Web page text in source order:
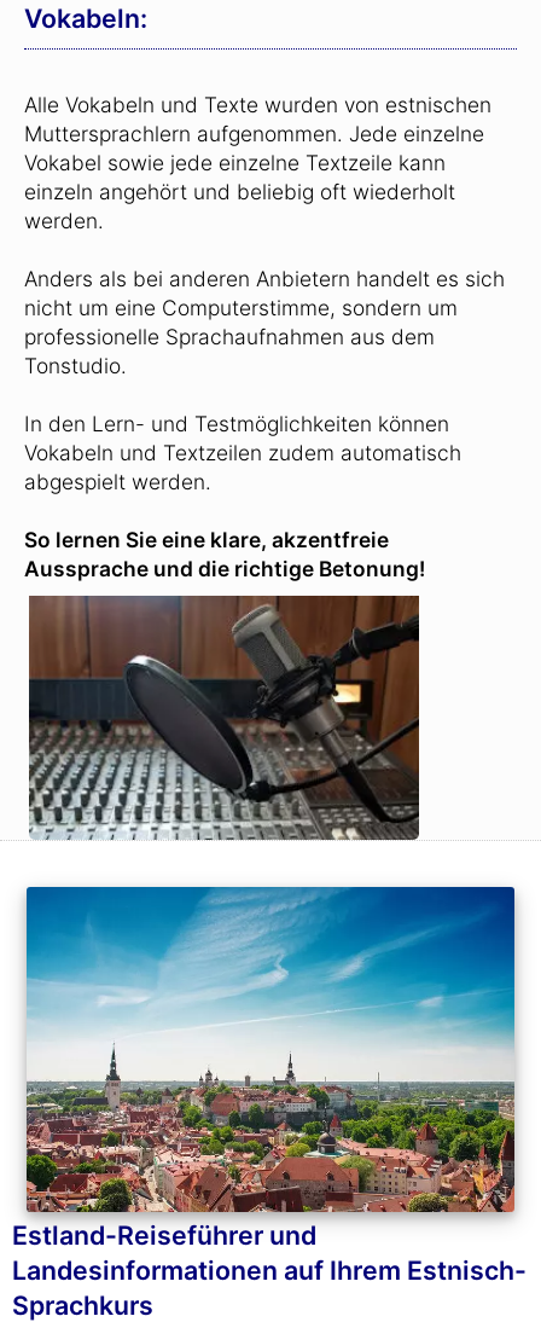
Vokabeln:
Alle Vokabeln und Texte wurden von estnischen
Muttersprachlern aufgenommen. Jede einzelne
Vokabel sowie jede einzelne Textzeile kann
einzeln angehört und beliebig oft wiederholt
werden.
Anders als bei anderen Anbietern handelt es sich
nicht um eine Computerstimme, sondern um
professionelle Sprachaufnahmen aus dem
Tonstudio.
In den Lern- und Testmöglichkeiten können
Vokabeln und Textzeilen zudem automatisch
abgespielt werden.
So lernen Sie eine klare, akzentfreie
Aussprache und die richtige Betonung!
Estland-Reiseführer und
Landesinformationen auf Ihrem Estnisch-
Sprachkurs